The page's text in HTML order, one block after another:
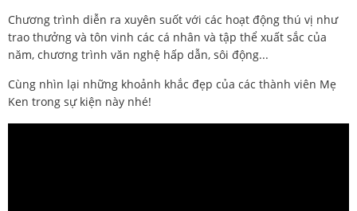
Chương trình diễn ra xuyên suốt với các hoạt động thú vị như
trao thưởng và tôn vinh các cá nhân và tập thể xuất sắc của
năm, chương trình văn nghệ hấp dẫn, sôi động...
Cùng nhìn lại những khoảnh khắc đẹp của các thành viên Mẹ
Ken trong sự kiện này nhé!